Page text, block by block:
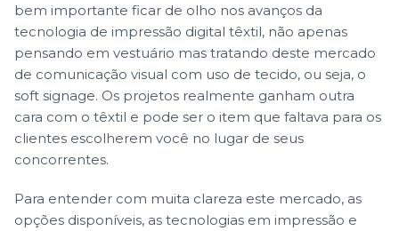
bem importante ficar de olho nos avanços da
tecnologia de impressão digital têxtil, não apenas
pensando em vestuário mas tratando deste mercado
de comunicação visual com uso de tecido, ou seja, o
soft signage. Os projetos realmente ganham outra
cara com o têxtil e pode ser o item que faltava para os
clientes escolherem você no lugar de seus
concorrentes.
Para entender com muita clareza este mercado, as
opções disponíveis, as tecnologias em impressão e